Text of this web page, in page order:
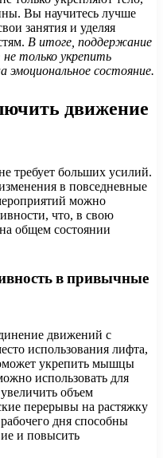
Вы научитесь лучше
занятия и уделяя
В итоге, поддержание
только укрепить
эмоциональное состояние.
движение
требует больших усилий.
в повседневные
можно
что, в свою
общем состоянии
в привычные
движений с
использования лифта,
укрепить мышцы
использовать для
объем
перерывы на растяжку
дня способны
и повысить